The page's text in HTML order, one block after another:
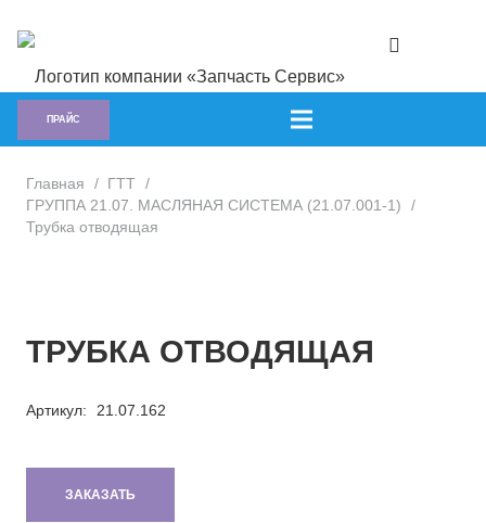
ПРАЙС
Главная / ГTT /
ГРУППА 21.07. МАСЛЯНАЯ СИСТЕМА (21.07.001-1)
/
Трубка отводящая
ТРУБКА ОТВОДЯЩАЯ
Артикул: 21.07.162
ЗАКАЗАТЬ